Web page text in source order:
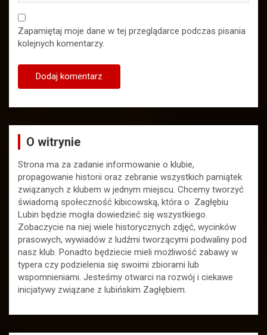
Zapamiętaj moje dane w tej przeglądarce podczas pisania
kolejnych komentarzy.
O witrynie
Strona ma za zadanie informowanie o klubie,
propagowanie historii oraz zebranie wszystkich pamiątek
związanych z klubem w jednym miejscu. Chcemy tworzyć
świadomą społeczność kibicowską, która o Zagłębiu
Lubin będzie mogła dowiedzieć się wszystkiego.
Zobaczycie na niej wiele historycznych zdjęć, wycinków
prasowych, wywiadów z ludźmi tworzącymi podwaliny pod
nasz klub. Ponadto będziecie mieli możliwość zabawy w
typera czy podzielenia się swoimi zbiorami lub
wspomnieniami. Jesteśmy otwarci na rozwój i ciekawe
inicjatywy związane z lubińskim Zagłębiem.